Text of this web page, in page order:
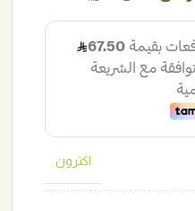
270,00 ر.س.
اكترون